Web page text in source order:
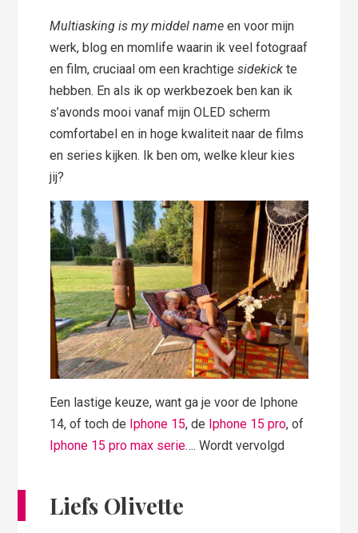
Multiasking is my middel nameen voor mijn
werk, blog en momlife waarin ik veel fotograaf
en film, cruciaal om een krachtigesidekick te
hebben. En als ik op werkbezoek ben kan ik
s’avonds mooi vanaf mijn OLED scherm
comfortabel en in hoge kwaliteit naar de films
en series kijken. Ik ben om, welke kleur kies
jij?
Een lastige keuze, want ga je voor de Iphone
14, of toch de Iphone 15, de Iphone 15 pro, of
Iphone 15 pro max serie…. Wordt vervolgd
Liefs Olivette